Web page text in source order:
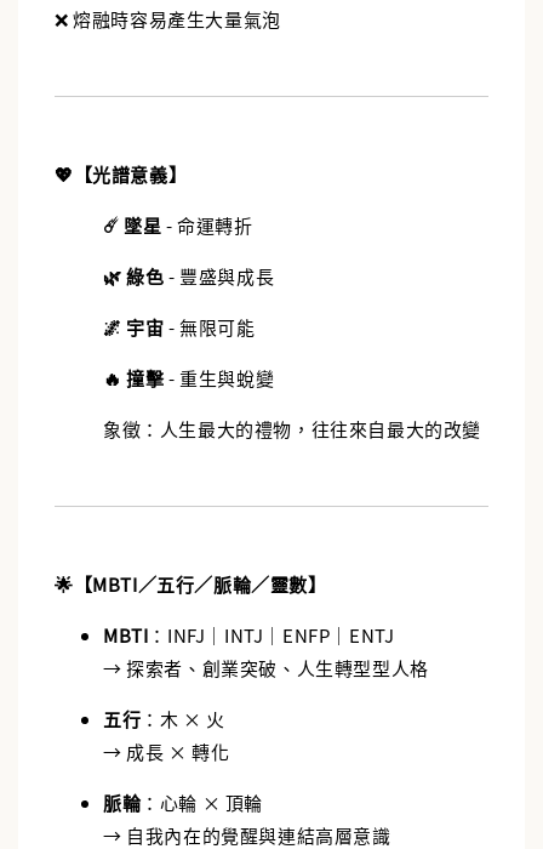
❌ 熔融時容易產生大量氣泡
💖【光譜意義】
☄️ 墜星 - 命運轉折
🌿 綠色- 豐盛與成長
🌌 宇宙- 無限可能
🔥 撞擊- 重生與蛻變
象徵：人生最大的禮物，往往來自最大的改變
🌟【MBTI／五行／脈輪／靈數】
MBTI ：INFJ｜INTJ｜ENFP｜ENTJ
→ 探索者、創業突破、人生轉型型人格
五行 ：木 × 火
→ 成長 × 轉化
脈輪 ：心輪 × 頂輪
→ 自我內在的覺醒與連結高層意識